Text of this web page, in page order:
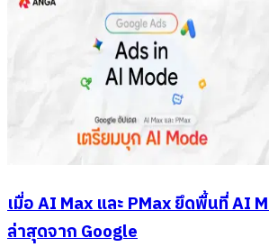
เมื่อ AI Max และ PMax ยึดพื้นที่ AI
ล่าสุดจาก Google